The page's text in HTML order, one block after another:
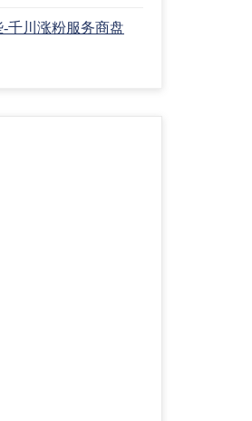
千川涨粉服务商盘